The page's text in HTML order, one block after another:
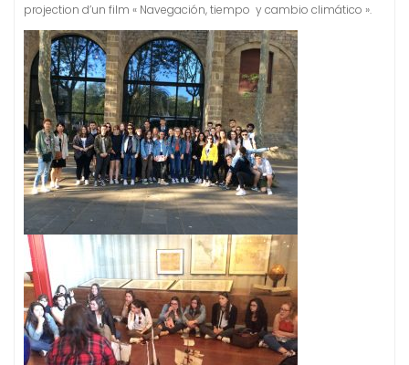
projection d’un film « Navegación, tiempo y cambio climático ».